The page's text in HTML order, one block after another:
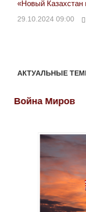
«Новый Казахстан
29.10.2024 09:00
АКТУАЛЬНЫЕ
Война Миров